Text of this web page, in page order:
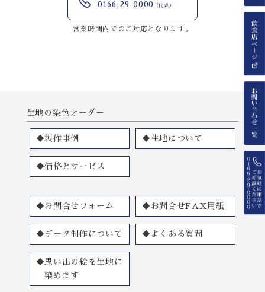
0166-29-0000 （代表）
営業時間内でのご対応となります。
生地の染色オーダー
◆製作事例 ◆生地について
◆価格とサービス
◆お問合せフォーム ◆お問合せFAX用紙
◆データ制作について ◆よくある質問
◆思い出の絵を生地に
染めます